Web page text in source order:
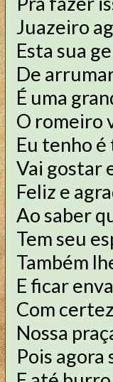
Juazeiro
Esta sua
De
É uma
O romeiro
Eu tenho
Vai gostar
Feliz e
Ao saber
Tem seu
Também
E ficar
Com
Nossa
Pois agora